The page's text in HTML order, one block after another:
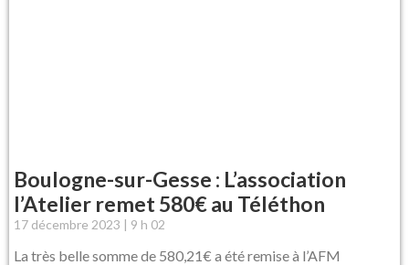
Boulogne-sur-Gesse : L’association
l’Atelier remet 580€ au Téléthon
17 décembre 2023 9 h 02
La très belle somme de 580,21€ a été remise à l’AFM